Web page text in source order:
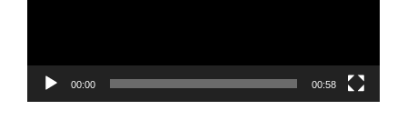
00:00 00:58